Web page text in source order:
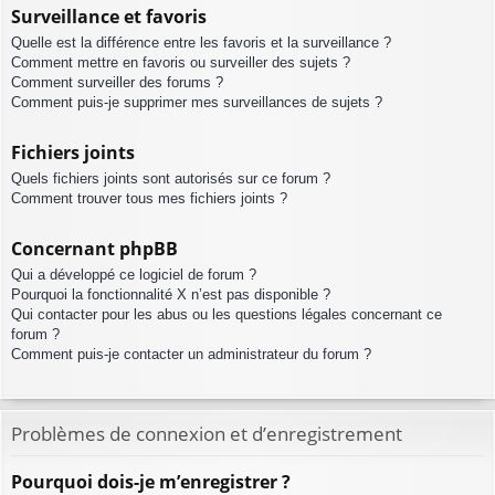
Surveillance et favoris
Quelle est la différence entre les favoris et la surveillance ?
Comment mettre en favoris ou surveiller des sujets ?
Comment surveiller des forums ?
Comment puis-je supprimer mes surveillances de sujets ?
Fichiers joints
Quels fichiers joints sont autorisés sur ce forum ?
Comment trouver tous mes fichiers joints ?
Concernant phpBB
Qui a développé ce logiciel de forum ?
Pourquoi la fonctionnalité X n’est pas disponible ?
Qui contacter pour les abus ou les questions légales concernant ce
forum ?
Comment puis-je contacter un administrateur du forum ?
Problèmes de connexion et d’enregistrement
Pourquoi dois-je m’enregistrer ?